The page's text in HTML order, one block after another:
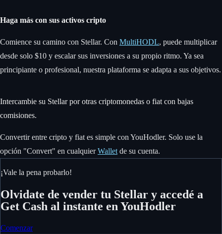
Haga más con sus activos cripto
Comience su camino con Stellar. Con MultiHODL, puede multiplicar
desde solo $10 y escalar sus inversiones a su propio ritmo. Ya sea
principiante o profesional, nuestra plataforma se adapta a sus objetivos.
Intercambie su Stellar por otras criptomonedas o fiat con bajas
comisiones.
Convertir entre cripto y fiat es simple con YouHodler. Solo use la
opción "Convert" en cualquierWallet de su cuenta.
¡Vale la pena probarlo!
Olvidate de vender tu Stellar y accedé a
Get Cash al instante en YouHodler
Comenzar